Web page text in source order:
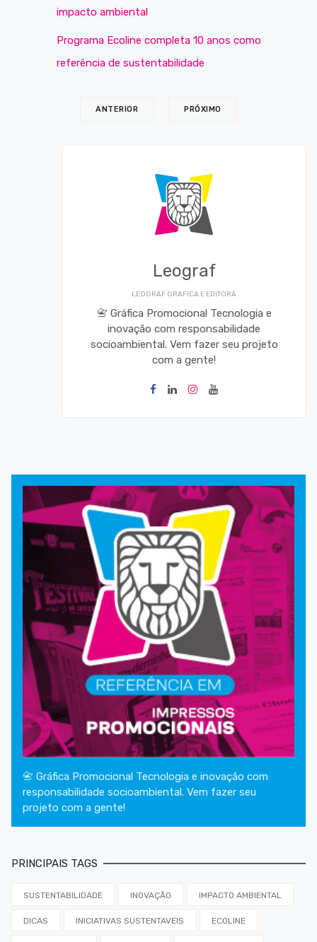
impacto ambiental
Programa Ecoline completa 10 anos como
referência de sustentabilidade
ANTERIOR PRÓXIMO
Leograf
LEOGRAF GRAFICA E EDITORA
📇 Gráfica Promocional Tecnologia e
inovação com responsabilidade
socioambiental. Vem fazer seu projeto
com a gente!
📇 Gráfica Promocional Tecnologia e inovação com
responsabilidade socioambiental. Vem fazer seu
projeto com a gente!
PRINCIPAIS TAGS
SUSTENTABILIDADE INOVAÇÃO IMPACTO AMBIENTAL
DICAS INICIATIVAS SUSTENTAVEIS ECOLINE